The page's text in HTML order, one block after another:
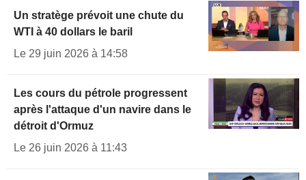
Un stratège prévoit une chute du
WTI à 40 dollars le baril
Le 29 juin 2026 à 14:58
Les cours du pétrole progressent
après l'attaque d'un navire dans le
détroit d'Ormuz
Le 26 juin 2026 à 11:43